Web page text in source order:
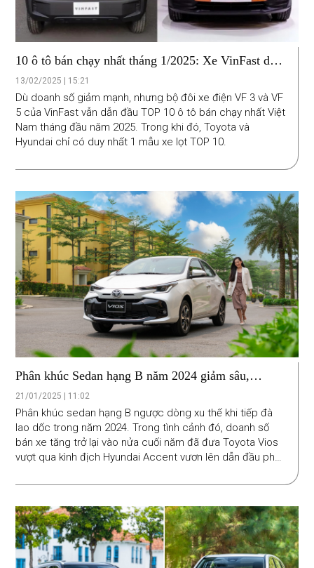
10 ô tô bán chạy nhất tháng 1/2025: Xe VinFast dẫn
đầu, Toyota, Hyundai thất thế
13/02/2025 | 15:21
Dù doanh số giảm mạnh, nhưng bộ đôi xe điện VF 3 và VF
5 của VinFast vẫn dẫn đầu TOP 10 ô tô bán chạy nhất Việt
Nam tháng đầu năm 2025. Trong khi đó, Toyota và
Hyundai chỉ có duy nhất 1 mẫu xe lọt TOP 10.
Phân khúc Sedan hạng B năm 2024 giảm sâu,
Toyota Vios trở lại ngôi đầu
21/01/2025 | 11:02
Phân khúc sedan hạng B ngược dòng xu thế khi tiếp đà
lao dốc trong năm 2024. Trong tình cảnh đó, doanh số
bán xe tăng trở lại vào nửa cuối năm đã đưa Toyota Vios
vượt qua kình địch Hyundai Accent vươn lên dẫn đầu phân